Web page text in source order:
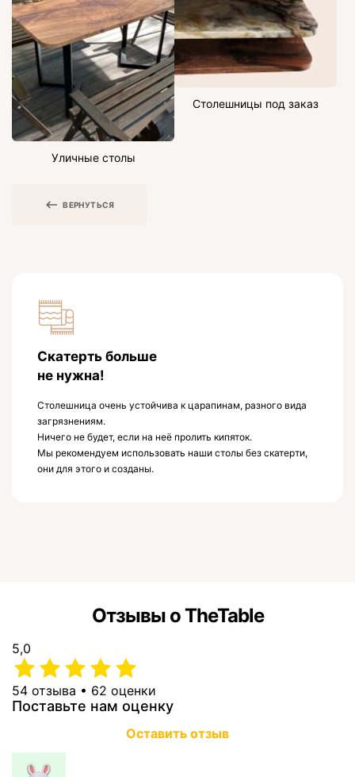
Уличные столы
Столешницы под заказ
ВЕРНУТЬСЯ
Скатерть больше
не нужна!
Столешница очень устойчива к царапинам, разного вида
загрязнениям.
Ничего не будет, если на неё пролить кипяток.
Мы рекомендуем использовать наши столы без скатерти,
они для этого и созданы.
Отзывы о TheTable
5,0
54 отзыва • 62 оценки
Поставьте нам оценку
Оставить отзыв